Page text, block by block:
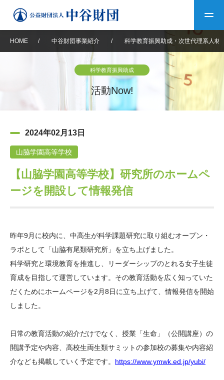
中谷財団について
設立趣意書
沿革 40年史デジタルブック
中谷財団40年史
役員・評議員 公開情報
年報一覧 中谷財団レポート
中谷財団事業紹介
神戸賞 長期大型研究助成
大学院生奨学金
国際学生交流プログラ
ム
科学教育振興助成・
次世代理系人材育成プ
ログラム助成
中谷財団動画紹介
その他情報
アクセス よくあるご質問
サイトマップ 中谷財団アーカイブ
日本語 English マイページ
HOME / 中谷財団事業紹介 / 科学教育振興助成・次世代理系人材
科学教育振興助成
活動Now!
2024年02月13日
山脇学園高等学校
【山脇学園高等学校】研究所のホームペ
ージを開設して情報発信
昨年9月に校内に、中高生が科学課題研究に取り組むオープン・
ラボとして「山脇有尾類研究所」を立ち上げました。
科学研究と環境教育を推進し、リーダーシップのとれる女子生徒
育成を目指して運営しています。その教育活動を広く知っていた
だくためにホームページを2月8日に立ち上げて、情報発信を開始
しました。
日常の教育活動の紹介だけでなく、授業「生命」（公開講座）の
開講予定や内容、高校生両生類サミットの参加校の募集や内容紹
介なども掲載していく予定です。 https://www.ymwk.ed.jp/yubi/